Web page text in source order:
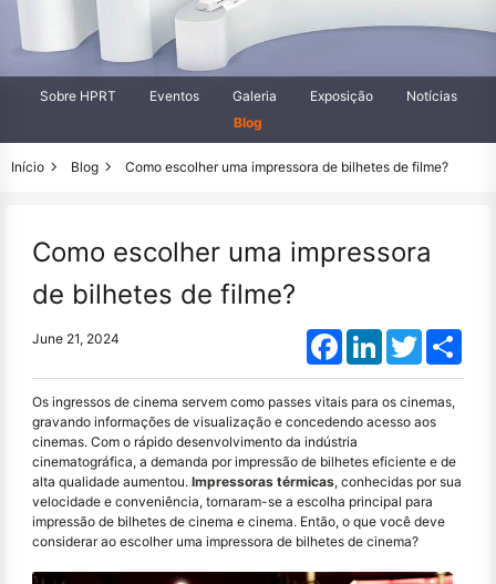
Sobre HPRT Eventos Galeria Exposição
Notícias
Blog
Início Blog Como escolher uma impressora de bilhetes de filme?
Como escolher uma impressora
de bilhetes de filme?
June 21, 2024 FacebookLinkedInTwitter
Os ingressos de cinema servem como passes vitais para os cinemas,
gravando informações de visualização e concedendo acesso aos
cinemas. Com o rápido desenvolvimento da indústria
cinematográfica, a demanda por impressão de bilhetes eficiente e de
alta qualidade aumentou. Impressoras térmicas, conhecidas por sua
velocidade e conveniência, tornaram-se a escolha principal para
impressão de bilhetes de cinema e cinema. Então, o que você deve
considerar ao escolher uma impressora de bilhetes de cinema?